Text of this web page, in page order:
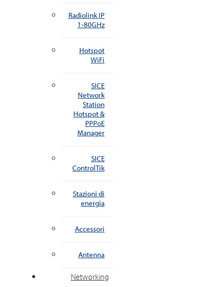
Radiolink IP
1-80GHz
Hotspot
WiFi
SICE
Network
Station
Hotspot &
PPPoE
Manager
SICE
ControlTik
Stazioni di
energia
Accessori
Antenna
Networking